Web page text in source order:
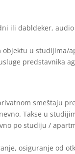
ili dabldeker,
objektu u studijima/
predstavnika
smeštaju
Takse u
po studiju /
osiguranje od